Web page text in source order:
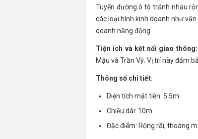
Tuyến đường ô tô tránh nhau
các loại hình kinh doanh như
doanh năng động.
Tiện ích và kết nối giao thông:
Mậu và Trần Vỹ. Vị trí này đảm
Thông số chi tiết:
Diện tích mặt tiền: 5.5m
Chiều dài: 10m
Đặc điểm: Rộng rãi, thoáng